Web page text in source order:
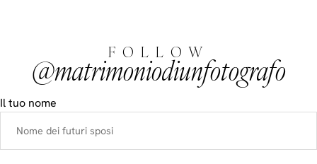
FOLLOW
@matrimoniodiunfotografo
Il tuo nome